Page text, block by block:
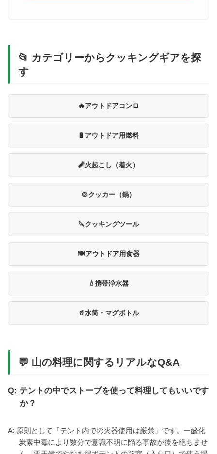
📂 カテゴリーからクッキングギアを探
す
🔥アウトドアコンロ
🔋アウトドア用燃料
🧨火起こし（着火）
🍲クッカー（鍋）
🔪クッキングツール
🍽️アウトドア用食器
💧携帯浄水器
🥤水筒・マグボトル
💬 山の料理に関するリアルなQ&A
Q: テントの中でストーブを使って料理してもいいです
か？
A: 原則として「テント内での火器使用は厳禁」です。一酸化
炭素中毒により数分で意識不明に陥る事故が後を絶ちませ